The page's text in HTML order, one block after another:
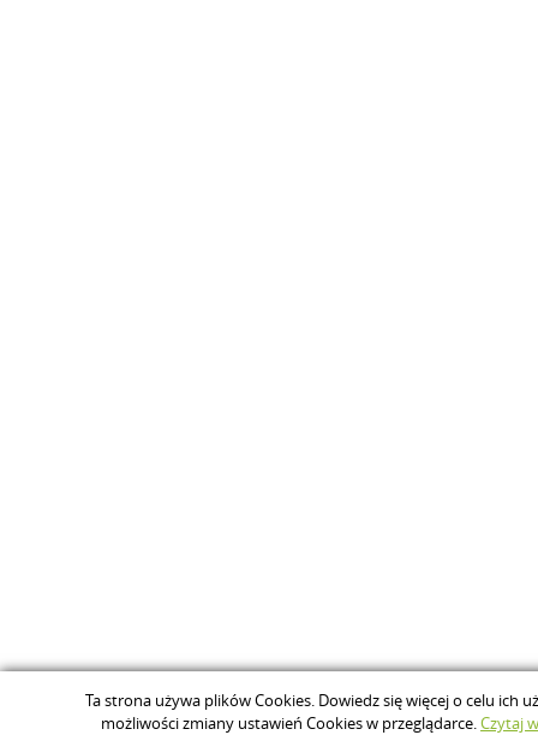
Ta strona używa plików Cookies. Dowiedz się więcej o celu ich
możliwości zmiany ustawień Cookies w przeglądarce.Czytaj